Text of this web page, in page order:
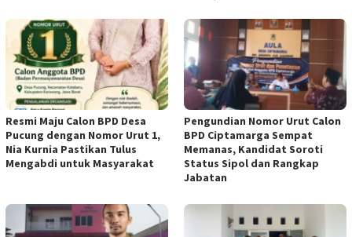
Resmi Maju Calon BPD Desa
Pucung dengan Nomor Urut 1,
Nia Kurnia Pastikan Tulus
Mengabdi untuk Masyarakat
Pengundian Nomor Urut Calon
BPD Ciptamarga Sempat
Memanas, Kandidat Soroti
Status Sipol dan Rangkap
Jabatan